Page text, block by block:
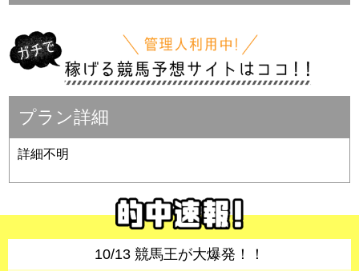
プラン詳細
詳細不明
10/13 競馬王が大爆発！！